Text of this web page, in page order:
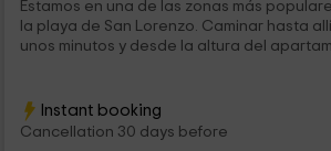
Estamos en una de las zonas más
la playa de San Lorenzo. Caminar hasta
unos minutos y desde la altura del
Instant booking
Cancellation 30 days before